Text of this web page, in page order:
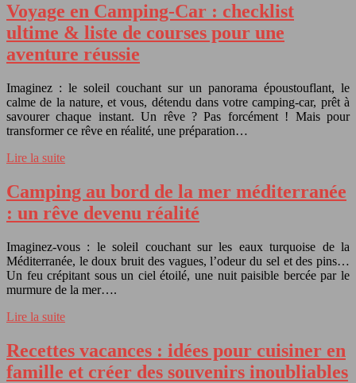
Voyage en Camping-Car : checklist
ultime & liste de courses pour une
aventure réussie
Imaginez : le soleil couchant sur un panorama époustouflant, le
calme de la nature, et vous, détendu dans votre camping-car, prêt à
savourer chaque instant. Un rêve ? Pas forcément ! Mais pour
transformer ce rêve en réalité, une préparation…
Lire la suite
Camping au bord de la mer méditerranée
: un rêve devenu réalité
Imaginez-vous : le soleil couchant sur les eaux turquoise de la
Méditerranée, le doux bruit des vagues, l’odeur du sel et des pins…
Un feu crépitant sous un ciel étoilé, une nuit paisible bercée par le
murmure de la mer….
Lire la suite
Recettes vacances : idées pour cuisiner en
famille et créer des souvenirs inoubliables